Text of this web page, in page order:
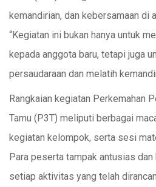
kemandirian, dan kebersamaan di
“Kegiatan ini bukan hanya untuk
kepada anggota baru, tetapi juga
persaudaraan dan melatih
Rangkaian kegiatan Perkemahan
Tamu (P3T) meliputi berbagai
kegiatan kelompok, serta sesi
Para peserta tampak antusias
setiap aktivitas yang telah